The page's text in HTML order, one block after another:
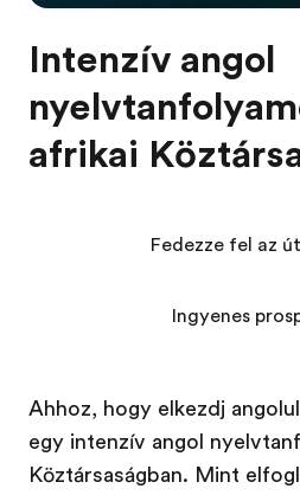
Intenzív angol
afrikai
Ahhoz, hogy elkezdj
egy intenzív angol
Köztársaságban. Mint
Fedezze fel az
Ingyenes